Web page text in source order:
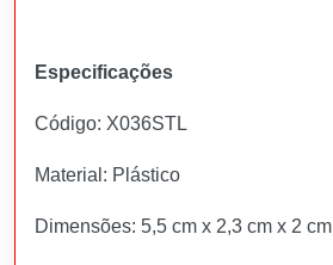
Especificações
Código: X036STL
Material: Plástico
Dimensões: 5,5 cm x 2,3 cm x 2 cm